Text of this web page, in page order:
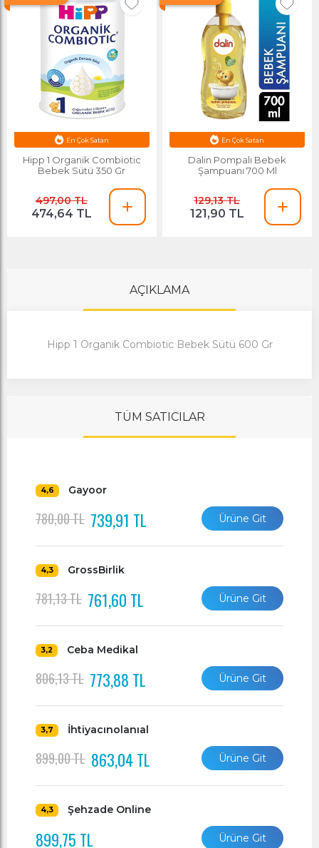
En Çok Satan
Esnafa Özel Fiyat
Hipp 1 Organik Combiotic
Bebek Sütü 350 Gr
497,00 TL
474,64 TL
En Çok Satan
Esnafa Özel Fiyat
Dalin Pompalı Bebek
Şampuanı 700 Ml
129,13 TL
121,90 TL
AÇIKLAMA
Hipp 1 Organik Combiotic Bebek Sütü 600 Gr
TÜM SATICILAR
4,6 Gayoor
780,00 TL 739,91 TL Ürüne Git
4,3 GrossBirlik
781,13 TL 761,60 TL Ürüne Git
3,2 Ceba Medikal
806,13 TL 773,88 TL Ürüne Git
3,7 İhtiyacınolanıal
899,00 TL 863,04 TL Ürüne Git
4,3 Şehzade Online
899,75 TL Ürüne Git